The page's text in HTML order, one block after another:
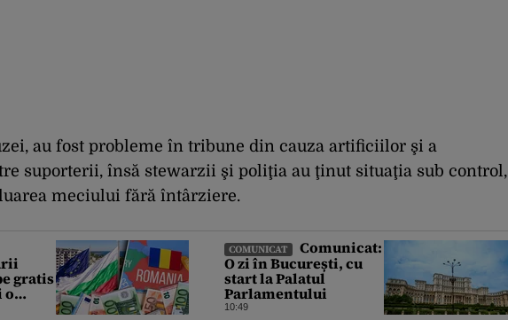
au fost probleme în tribune din cauza artificiilor şi a
suporterii, însă stewarzii şi poliţia au ţinut situaţia sub control,
meciului fără întârziere.
gratis
o
de
COMUNICAT
Comunicat:
O zi în București, cu
start la Palatul
Parlamentului
10:49